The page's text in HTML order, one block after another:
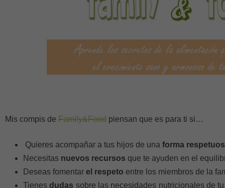
Mis compis de Family&Food piensan que es para ti si…
Quieres acompañar a tus hijos de una forma
Necesitas nuevos recursos que te ayuden en el
Deseas fomentar el respeto entre los miembros de la
Tienesdudas sobre las necesidades nutricionales de